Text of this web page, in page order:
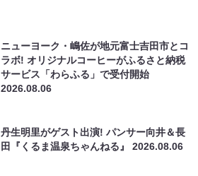
ニューヨーク・嶋佐が地元富士吉田市とコ
ラボ! オリジナルコーヒーがふるさと納税
サービス「わらふる」で受付開始
2026.08.06
丹生明里がゲスト出演! パンサー向井＆長
田『くるま温泉ちゃんねる』2026.08.06